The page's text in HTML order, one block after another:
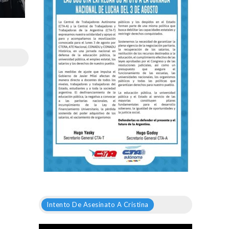
Intento De Asesinato A Cristina